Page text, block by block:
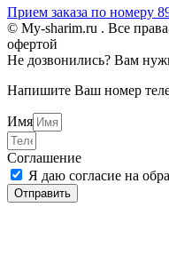
Прием заказа по номеру
© My-sharim.ru . Все
офертой
Не дозвонились? Вам
Напишите Ваш номер
Имя
Соглашение
Я даю согласие на
Отправить